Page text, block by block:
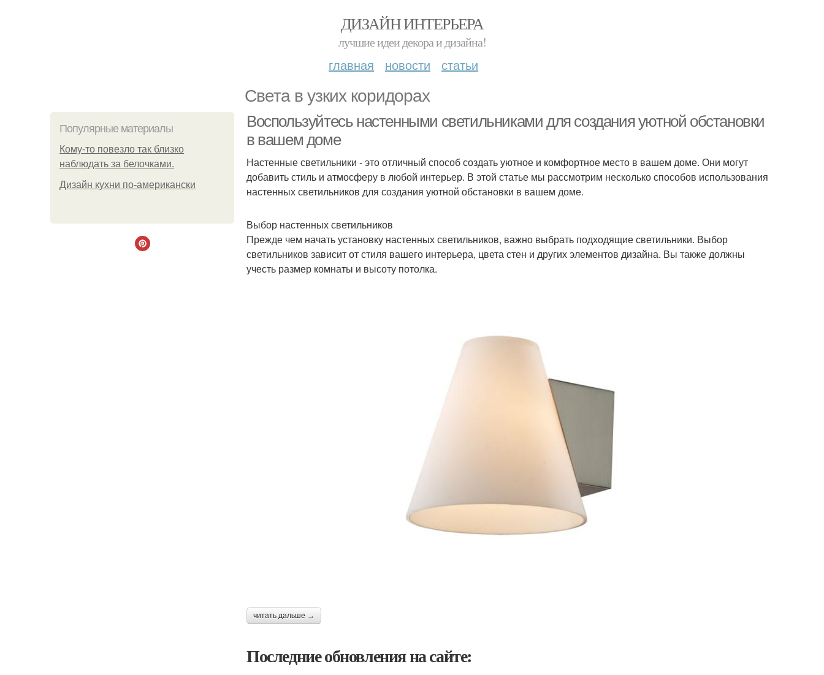
ДИЗАЙН ИНТЕРЬЕРА
лучшие идеи декора и дизайна!
главная новости статьи
Света в узких коридорах
Популярные материалы
Кому-то повезло так близко
наблюдать за белочками.
Дизайн кухни по-американски
Воспользуйтесь настенными светильниками для создания уютной обстановки
в вашем доме
Настенные светильники - это отличный способ создать уютное и комфортное место в вашем доме. Они могут
добавить стиль и атмосферу в любой интерьер. В этой статье мы рассмотрим несколько способов использования
настенных светильников для создания уютной обстановки в вашем доме.
Выбор настенных светильников
Прежде чем начать установку настенных светильников, важно выбрать подходящие светильники. Выбор
светильников зависит от стиля вашего интерьера, цвета стен и других элементов дизайна. Вы также должны
учесть размер комнаты и высоту потолка.
читать дальше →
Последние обновления на сайте: